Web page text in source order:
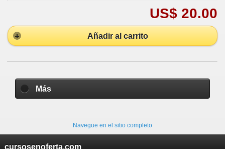
US$ 20.00
Añadir al carrito
Más
Navegue en el sitio completo
cursosenoferta.com